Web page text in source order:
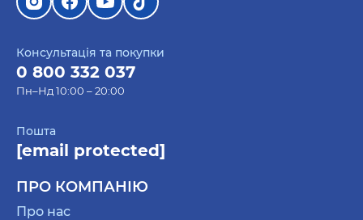
Консультація та покупки
0 800 332 037
Пн–Нд 10:00 – 20:00
Пошта
[email protected]
ПРО КОМПАНІЮ
Про нас